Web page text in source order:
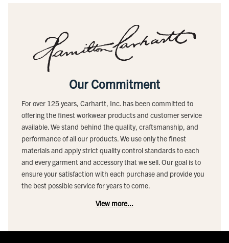
Our Commitment
For over 125 years, Carhartt, Inc. has been committed to
offering the finest workwear products and customer service
available. We stand behind the quality, craftsmanship, and
performance of all our products. We use only the finest
materials and apply strict quality control standards to each
and every garment and accessory that we sell. Our goal is to
ensure your satisfaction with each purchase and provide you
the best possible service for years to come.
View more...